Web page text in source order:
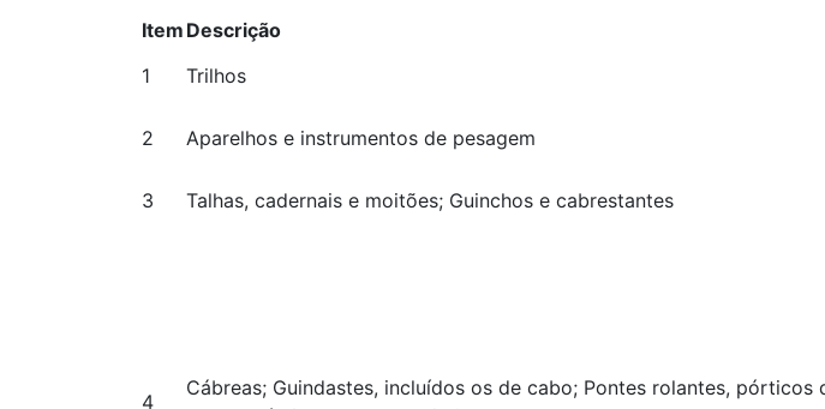
Item Descrição
1
Trilhos
2
Aparelhos e instrumentos de pesagem
3
Talhas, cadernais e moitões; Guinchos e cabrestantes
4
Cábreas; Guindastes, incluídos os de cabo; Pontes rolantes,